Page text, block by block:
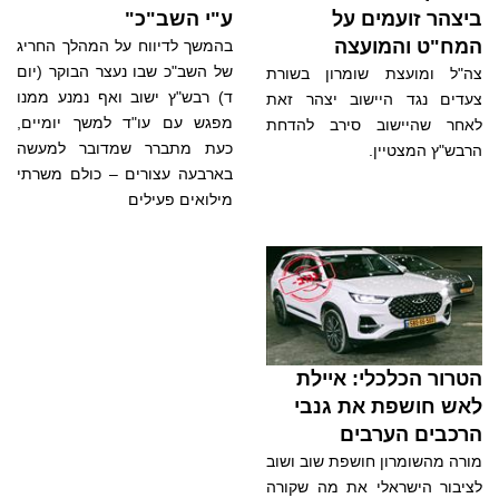
ביצהר זועמים על
המח"ט והמועצה
צה"ל ומועצת שומרון בשורת
צעדים נגד היישוב יצהר זאת
לאחר שהיישוב סירב להדחת
הרבש"ץ המצטיין.
ע"י השב"כ"
בהמשך לדיווח על המהלך החריג
של השב"כ שבו נעצר הבוקר (יום
ד) רבש"ץ ישוב ואף נמנע ממנו
מפגש עם עו"ד למשך יומיים,
כעת מתברר שמדובר למעשה
בארבעה עצורים – כולם משרתי
מילואים פעילים
הטרור הכלכלי: איילת
לאש חושפת את גנבי
הרכבים הערבים
מורה מהשומרון חושפת שוב ושוב
לציבור הישראלי את מה שקורה